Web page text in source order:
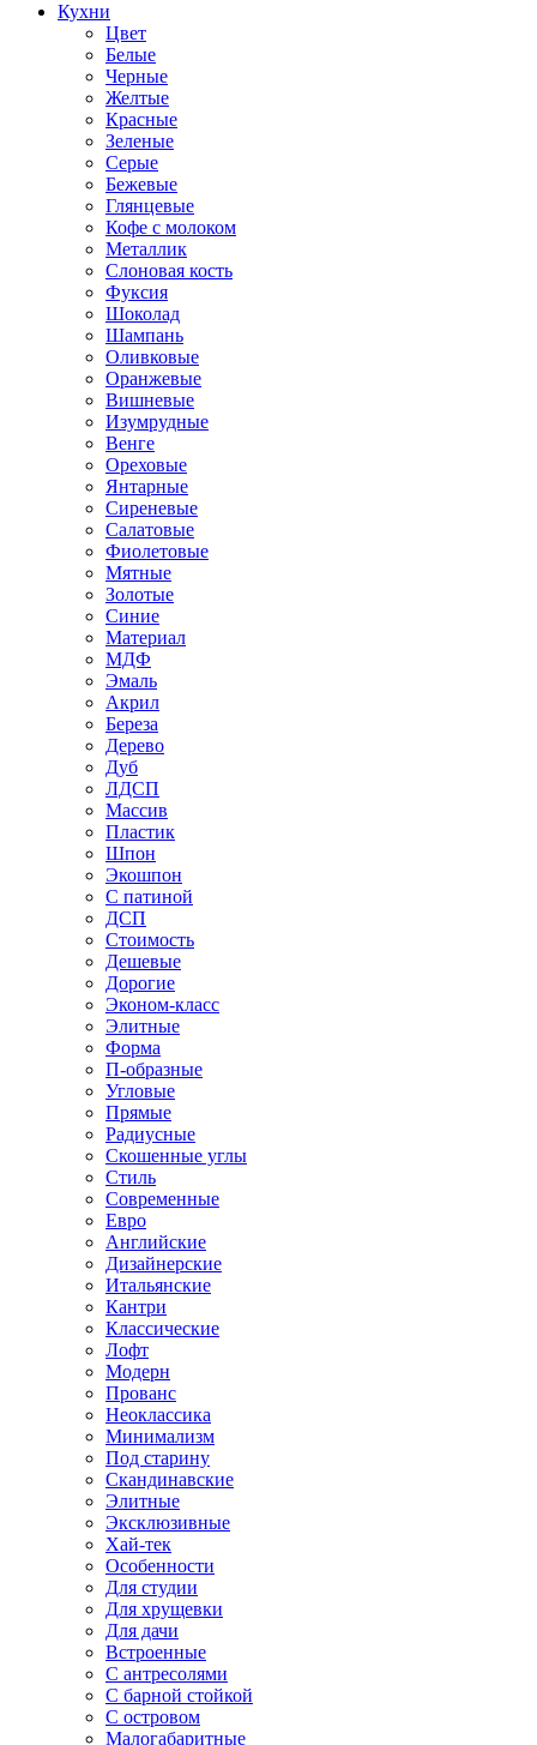
Кухни
Цвет
Белые
Черные
Желтые
Красные
Зеленые
Серые
Бежевые
Глянцевые
Кофе с молоком
Металлик
Слоновая кость
Фуксия
Шоколад
Шампань
Оливковые
Оранжевые
Вишневые
Изумрудные
Венге
Ореховые
Янтарные
Сиреневые
Салатовые
Фиолетовые
Мятные
Золотые
Синие
Материал
МДФ
Эмаль
Акрил
Береза
Дерево
Дуб
ЛДСП
Массив
Пластик
Шпон
Экошпон
С патиной
ДСП
Стоимость
Дешевые
Дорогие
Эконом-класс
Элитные
Форма
П-образные
Угловые
Прямые
Радиусные
Скошенные углы
Стиль
Современные
Евро
Английские
Дизайнерские
Итальянские
Кантри
Классические
Лофт
Модерн
Прованс
Неоклассика
Минимализм
Под старину
Скандинавские
Элитные
Эксклюзивные
Хай-тек
Особенности
Для студии
Для хрущевки
Для дачи
Встроенные
С антресолями
С барной стойкой
С островом
Малогабаритные